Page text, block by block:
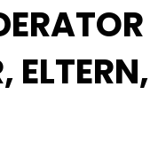
ELTERN,